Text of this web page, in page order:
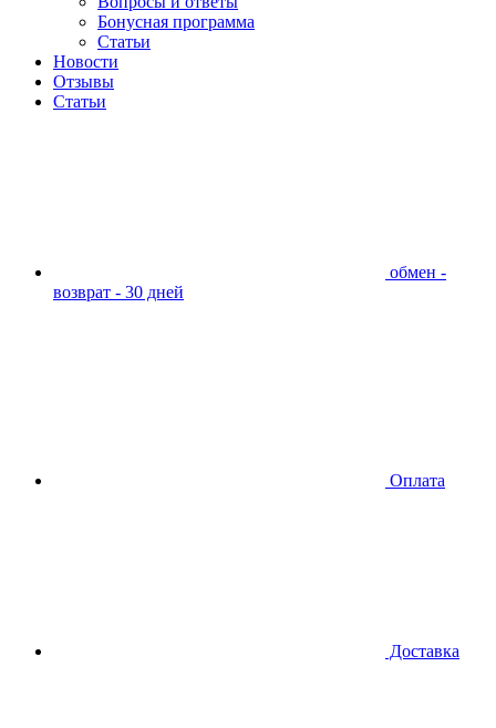
Бонусная программа
Статьи
Новости
Отзывы
Статьи
обмен -
возврат - 30 дней
Оплата
Доставка